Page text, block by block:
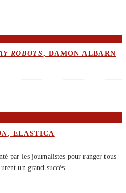
ROBOTS, DAMON ALBARN
, ELASTICA
par les journalistes pour ranger tous
un grand succès